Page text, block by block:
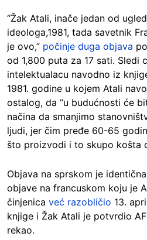
“Žak Atali, inače jedan od
ideologa,1981, tada savetnik
je ovo,” počinje duga objava
od 1,800 puta za 17 sati. Sledi
intelektualacu navodno iz
1981. godine u kojem Atali
ostalog, da “u budućnosti će
načina da smanjimo
ljudi, jer čim pređe 60-65
što proizvodi i to skupo košta
Objava na sprskom je
objave na francuskom koju je
činjenica već razobličio 13.
knjige i Žak Atali je potvrdio
rekao.